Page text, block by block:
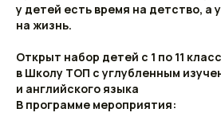
у детей есть время на детство, а
на жизнь.
Открыт набор детей с 1 по 11
в Школу ТОП с углубленным
и английского языка
В программе мероприятия: